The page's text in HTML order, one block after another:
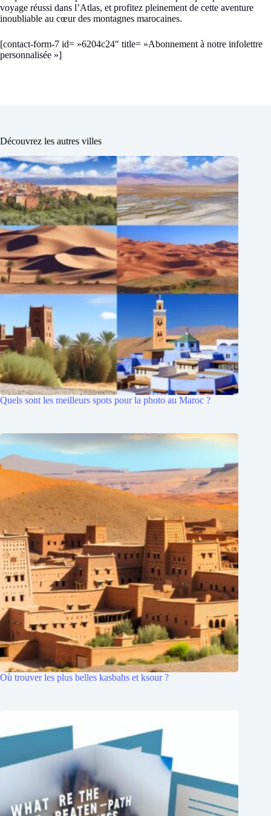
voyage réussi dans l’Atlas, et profitez pleinement de cette aventure
inoubliable au cœur des montagnes marocaines.
[contact-form-7 id= »6204c24″ title= »Abonnement à notre infolettre
personnalisée »]
Découvrez les autres villes
Quels sont les meilleurs spots pour la photo au Maroc ?
Où trouver les plus belles kasbahs et ksour ?